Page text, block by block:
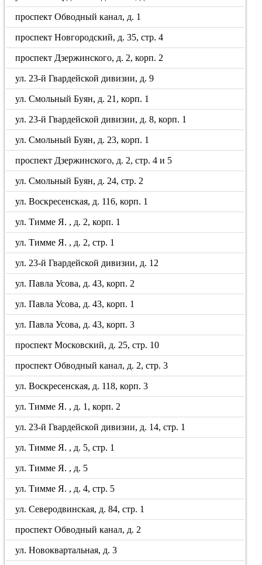
проспект Обводный канал, д. 1
проспект Новгородский, д. 35, стр. 4
проспект Дзержинского, д. 2, корп. 2
ул. 23-й Гвардейской дивизии, д. 9
ул. Смольный Буян, д. 21, корп. 1
ул. 23-й Гвардейской дивизии, д. 8, корп. 1
ул. Смольный Буян, д. 23, корп. 1
проспект Дзержинского, д. 2, стр. 4 и 5
ул. Смольный Буян, д. 24, стр. 2
ул. Воскресенская, д. 116, корп. 1
ул. Тимме Я. , д. 2, корп. 1
ул. Тимме Я. , д. 2, стр. 1
ул. 23-й Гвардейской дивизии, д. 12
ул. Павла Усова, д. 43, корп. 2
ул. Павла Усова, д. 43, корп. 1
ул. Павла Усова, д. 43, корп. 3
проспект Московский, д. 25, стр. 10
проспект Обводный канал, д. 2, стр. 3
ул. Воскресенская, д. 118, корп. 3
ул. Тимме Я. , д. 1, корп. 2
ул. 23-й Гвардейской дивизии, д. 14, стр. 1
ул. Тимме Я. , д. 5, стр. 1
ул. Тимме Я. , д. 5
ул. Тимме Я. , д. 4, стр. 5
ул. Северодвинская, д. 84, стр. 1
проспект Обводный канал, д. 2
ул. Новоквартальная, д. 3